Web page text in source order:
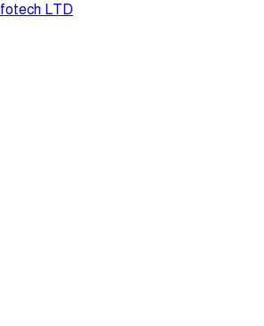
LTD